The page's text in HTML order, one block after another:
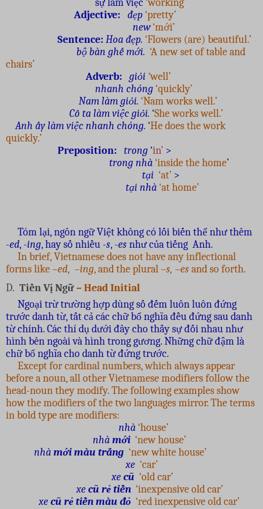
sự làm việc ‘working’
Adjective:
đẹp‘pretty’
new‘mới’
Sentence: Hoa đẹp. ‘Flowers (are) beautiful.’
bộ bàn ghế mới. ‘A new set of table and
chairs’
Adverb:
giỏi ‘well’
nhanh chóng‘quickly’
Nam làm giỏi. ‘Nam works well.’
Cô ta làm việc giỏi. ‘She works well.’
Anh ấy làm việc nhanh chóng. ‘He does the work
quickly.’
Preposition:
trong‘in’ >
trong nhà‘inside the home’
tại ‘at’ >
tại nhà‘at home’
Tóm lại, ngôn ngữ Việt không có lối biến thể như thêm
-ed, -ing, hay số nhiều -s, -esnhư của tiếng Anh.
In brief, Vietnamese does not have any inflectional
forms like –ed, –ing, and the plural –s, –esand so forth.
D. Tiền Vị Ngữ– Head Initial
Ngoại trừ trường hợp dùng số đếm luôn luôn đứng
trước danh từ, tất cả các chữ bổ nghĩa đều đứng sau danh
từ chính. Các thí dụ dưới đây cho thấy sự đối nhau như
hình bên ngoài và hình trong gương. Những chữ đậm là
chữ bổ nghĩa cho danh từ đứng trước.
Except for cardinal numbers, which always appear
before a noun, all other Vietnamese modifiers follow the
head-noun they modify. The following examples show
how the modifiers of the two languages mirror. The terms
in bold type are modifiers:
nhà‘house’
nhàmới ‘new house’
nhàmới màu trắng ‘new white house’
xe ‘car’
xecũ ‘old car’
xecũ rẻ tiền ‘inexpensive old car’
xecũ rẻ tiền màu đỏ ‘red inexpensive old car’